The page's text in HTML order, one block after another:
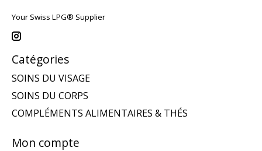
Your Swiss LPG® Supplier
Catégories
SOINS DU VISAGE
SOINS DU CORPS
COMPLÉMENTS ALIMENTAIRES & THÉS
Mon compte